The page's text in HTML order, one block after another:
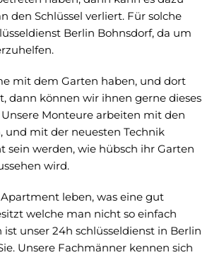
den Schlüssel verliert. Für solche
Berlin Bohnsdorf, da um
mit dem Garten haben, und dort
dann können wir ihnen gerne dieses
Monteure arbeiten mit den
und mit der neuesten Technik
sein werden, wie hübsch ihr Garten
wird.
leben, was eine gut
welche man nicht so einfach
unser 24h schlüsseldienst in Berlin
Unsere Fachmänner kennen sich